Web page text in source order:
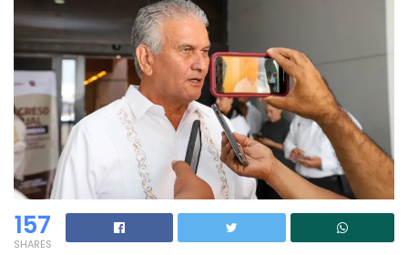
157
SHARES